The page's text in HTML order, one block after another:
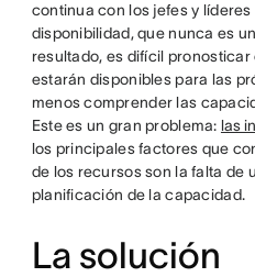
continua con los jefes y
disponibilidad, que nunca es
resultado, es difícil
estarán disponibles para las
menos comprender las
Este es un gran problema: las
los principales factores que
de los recursos son la falta de
planificación de la capacidad.
La solución